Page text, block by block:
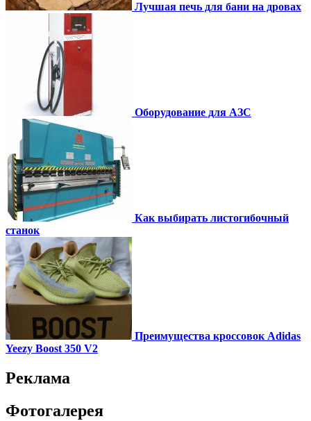
Лучшая печь для бани на дровах
Оборудование для АЗС
Как выбирать листогибочный
станок
Преимущества кроссовок Adidas
Yeezy Boost 350 V2
Реклама
Фотогалерея